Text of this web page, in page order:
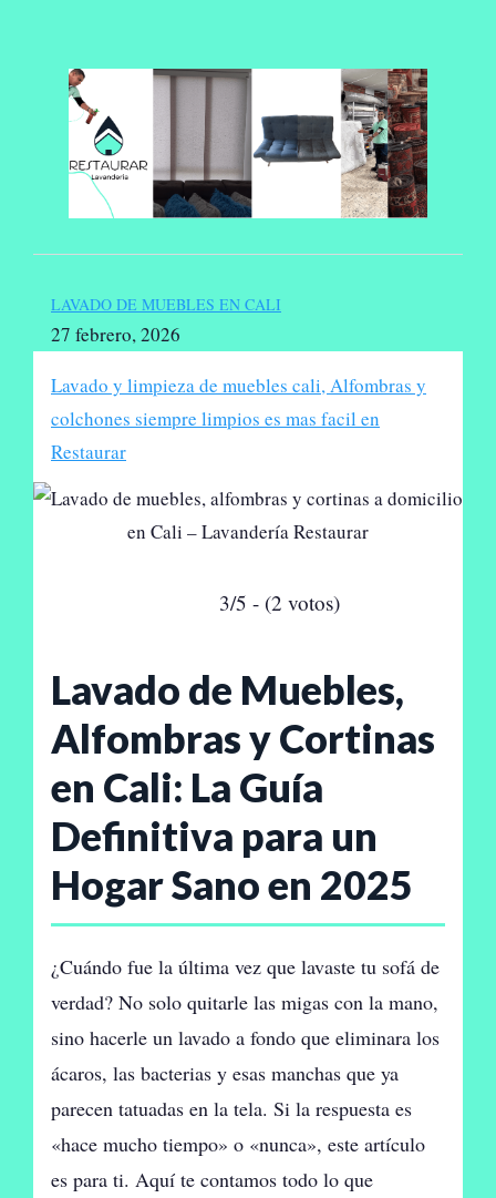
contenido
LAVADO DE MUEBLES EN CALI
27 febrero, 2026
Lavado y limpieza de muebles cali, Alfombras y
colchones siempre limpios es mas facil en
Restaurar
3/5 - (2 votos)
Lavado de Muebles,
Alfombras y Cortinas
en Cali: La Guía
Definitiva para un
Hogar Sano en 2025
¿Cuándo fue la última vez que lavaste tu sofá de
verdad? No solo quitarle las migas con la mano,
sino hacerle un lavado a fondo que eliminara los
ácaros, las bacterias y esas manchas que ya
parecen tatuadas en la tela. Si la respuesta es
«hace mucho tiempo» o «nunca», este artículo
es para ti. Aquí te contamos todo lo que